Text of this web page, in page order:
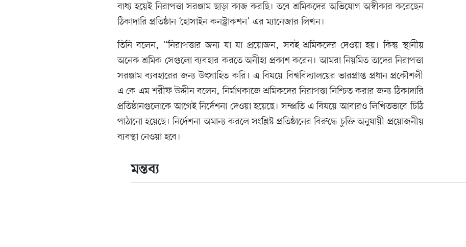
বাধ্য হয়েই নিরাপত্তা সরঞ্জাম ছাড়া কাজ করছি। তবে শ্রমিকদের অভিযোগ অস্বীকার করেছেন
ঠিকাদারি প্রতিষ্ঠান ‘হোসাইন কনস্ট্রাকশন’ এর ম্যানেজার লিখন।
তিনি বলেন, “নিরাপত্তার জন্য যা যা প্রয়োজন, সবই শ্রমিকদের দেওয়া হয়। কিন্তু স্থানীয়
অনেক শ্রমিক সেগুলো ব্যবহার করতে অনীহা প্রকাশ করেন। আমরা নিয়মিত তাদের নিরাপত্তা
সরঞ্জাম ব্যবহারের জন্য উৎসাহিত করি। এ বিষয়ে বিশ্ববিদ্যালয়ের ভারপ্রাপ্ত প্রধান প্রকৌশলী
এ কে এম শরীফ উদ্দীন বলেন, নির্মাণকাজে শ্রমিকদের নিরাপত্তা নিশ্চিত করার জন্য ঠিকাদারি
প্রতিষ্ঠানগুলোকে আগেই নির্দেশনা দেওয়া হয়েছে। সম্প্রতি এ বিষয়ে আবারও লিখিতভাবে চিঠি
পাঠানো হয়েছে। নির্দেশনা অমান্য করলে সংশ্লিষ্ট প্রতিষ্ঠানের বিরুদ্ধে চুক্তি অনুযায়ী প্রয়োজনীয়
ব্যবস্থা নেওয়া হবে।
মন্তব্য